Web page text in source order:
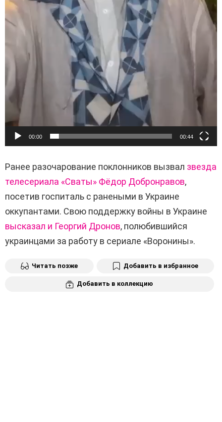
00:00 00:44
Ранее разочарование поклонников вызвал звезда
телесериала «Сваты» Фёдор Добронравов,
посетив госпиталь с ранеными в Украине
оккупантами. Свою поддержку войны в Украине
высказал и Георгий Дронов, полюбившийся
украинцами за работу в сериале «Воронины».
Читать позже Добавить в избранное
Добавить в коллекцию